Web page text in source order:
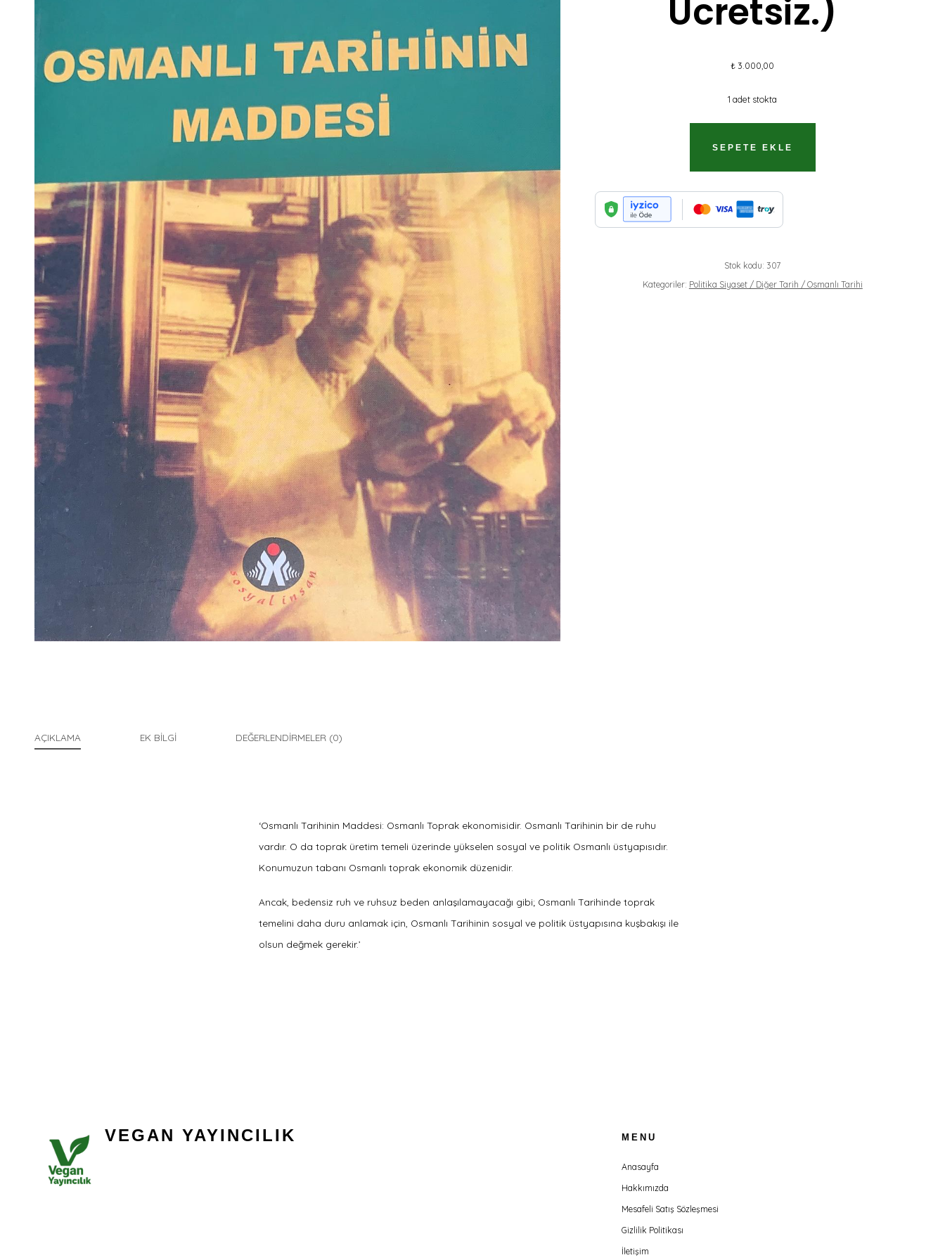
Ücretsiz.)
₺ 3.000,00
1 adet stokta
(KARGO
ÜCRETSIZ.)
ADET
SEPETE EKLE
Stok kodu: 307
Kategoriler: Politika Siyaset / Diğer Tarih / Osmanlı Tarihi
AÇIKLAMA EK BILGI DEĞERLENDIRMELER (0)
‘Osmanlı Tarihinin Maddesi: Osmanlı Toprak ekonomisidir. Osmanlı Tarihinin bir de ruhu
vardır. O da toprak üretim temeli üzerinde yükselen sosyal ve politik Osmanlı üstyapısıdır.
Konumuzun tabanı Osmanlı toprak ekonomik düzenidir.
Ancak, bedensiz ruh ve ruhsuz beden anlaşılamayacağı gibi; Osmanlı Tarihinde toprak
temelini daha duru anlamak için, Osmanlı Tarihinin sosyal ve politik üstyapısına kuşbakışı ile
olsun değmek gerekir.’
VEGAN YAYINCILIK MENU
Anasayfa
Hakkımızda
Mesafeli Satış Sözleşmesi
Gizlilik Politikası
İletişim